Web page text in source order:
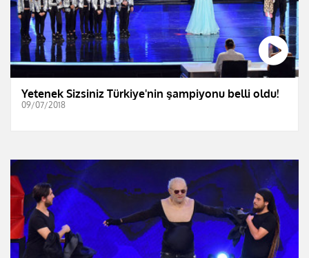
Yetenek Sizsiniz Türkiye'nin şampiyonu belli oldu!
09/07/2018